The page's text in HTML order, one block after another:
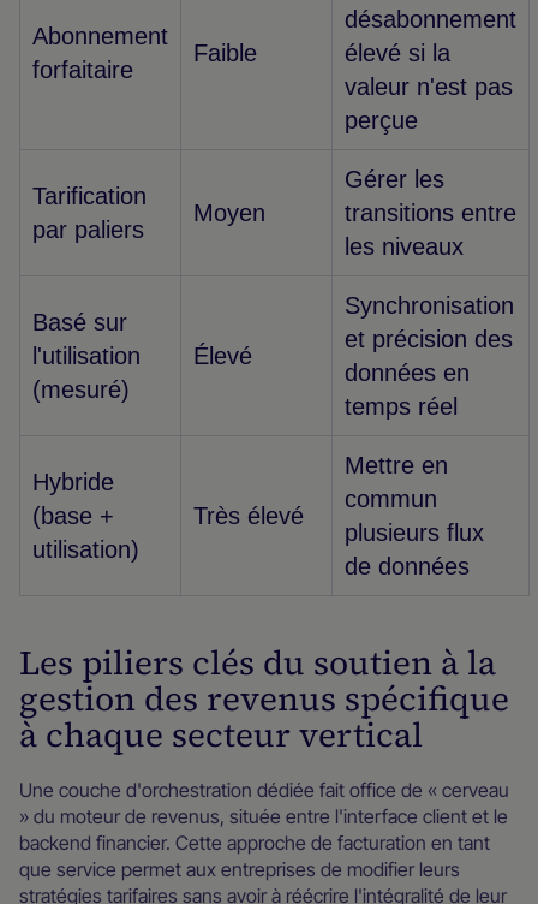
Abonnement
forfaitaire
Faible
désabonnement
élevé si la
valeur n'est pas
perçue
Tarification
par paliers
Moyen
Gérer les
transitions entre
les niveaux
Basé sur
l'utilisation
(mesuré)
Élevé
Synchronisation
et précision des
données en
temps réel
Hybride
(base +
utilisation)
Très élevé
Mettre en
commun
plusieurs flux
de données
Les piliers clés du soutien à la
gestion des revenus spécifique
à chaque secteur vertical
Une couche d'orchestration dédiée fait office de « cerveau
» du moteur de revenus, située entre l'interface client et le
backend financier. Cette approche de facturation en tant
que service permet aux entreprises de modifier leurs
stratégies tarifaires sans avoir à réécrire l'intégralité de leur